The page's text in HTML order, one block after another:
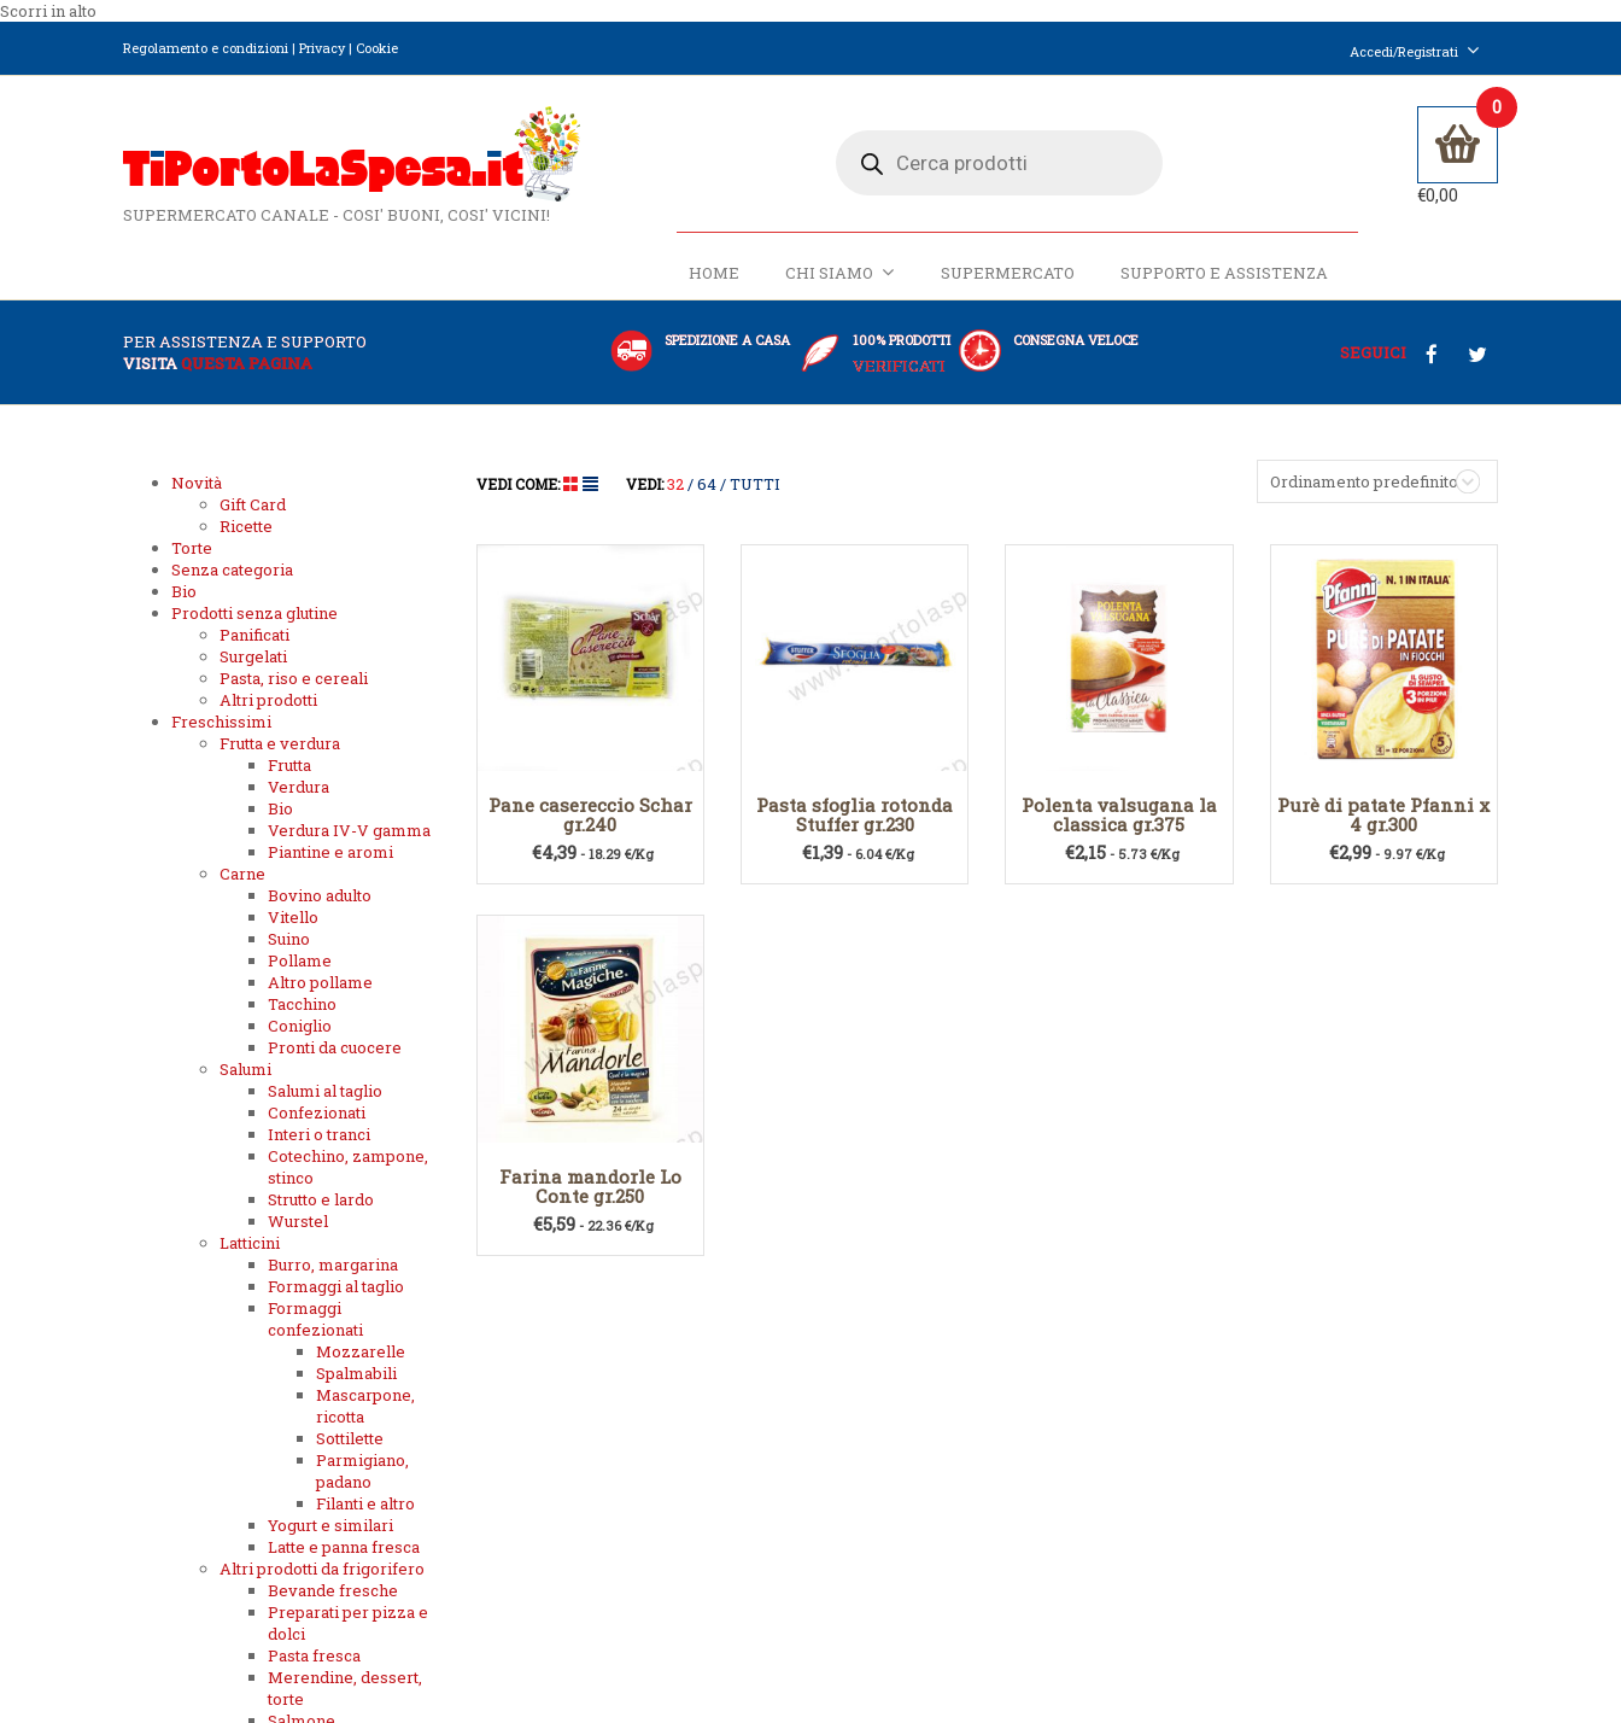
Scorri in alto
Regolamento e condizioni | Privacy| Cookie Accedi/Registrati
SUPERMERCATO CANALE - COSI' BUONI, COSI' VICINI!
HOME CHI SIAMO SUPERMERCATO SUPPORTO E ASSISTENZA
0
€0,00
PER ASSISTENZA E SUPPORTO
VISITAQUESTA PAGINA
SPEDIZIONE A CASA 100% PRODOTTI
VERIFICATI
CONSEGNA VELOCE
SEGUICI
Ordinamento predefinito
VEDI COME: VEDI: 32 64 TUTTI
Pane casereccio Schar
gr.240
€4,39 - 18.29 €/Kg
Pasta sfoglia rotonda
Stuffer gr.230
€1,39- 6.04 €/Kg
Polenta valsugana la
classica gr.375
€2,15- 5.73 €/Kg
Purè di patate Pfanni x
4 gr.300
€2,99- 9.97 €/Kg
Farina mandorle Lo
Conte gr.250
€5,59- 22.36 €/Kg
Novità
Gift Card
Ricette
Torte
Senza categoria
Bio
Prodotti senza glutine
Panificati
Surgelati
Pasta, riso e cereali
Altri prodotti
Freschissimi
Frutta e verdura
Frutta
Verdura
Bio
Verdura IV-V gamma
Piantine e aromi
Carne
Bovino adulto
Vitello
Suino
Pollame
Altro pollame
Tacchino
Coniglio
Pronti da cuocere
Salumi
Salumi al taglio
Confezionati
Interi o tranci
Cotechino, zampone,
stinco
Strutto e lardo
Wurstel
Latticini
Burro, margarina
Formaggi al taglio
Formaggi
confezionati
Mozzarelle
Spalmabili
Mascarpone,
ricotta
Sottilette
Parmigiano,
padano
Filanti e altro
Yogurt e similari
Latte e panna fresca
Altri prodotti da frigorifero
Bevande fresche
Preparati per pizza e
dolci
Pasta fresca
Merendine, dessert,
torte